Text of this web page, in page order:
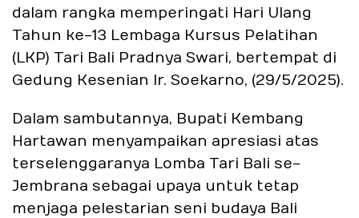
dalam rangka memperingati Hari Ulang
Tahun ke-13 Lembaga Kursus Pelatihan
(LKP) Tari Bali Pradnya Swari, bertempat di
Gedung Kesenian Ir. Soekarno, (29/5/2025).
Dalam sambutannya, Bupati Kembang
Hartawan menyampaikan apresiasi atas
terselenggaranya Lomba Tari Bali se-
Jembrana sebagai upaya untuk tetap
menjaga pelestarian seni budaya Bali